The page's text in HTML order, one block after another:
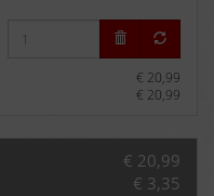
€ 20,99
€ 20,99
€ 20,99
€ 3,35